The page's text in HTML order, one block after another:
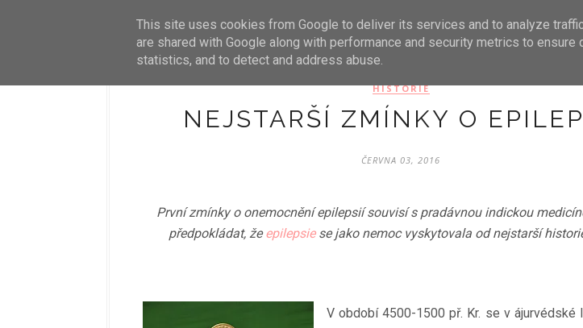
HOME O MNĚ
HISTORIE
NEJSTARŠÍ ZMÍNKY O
ČERVNA 03, 2016
První zmínky o onemocnění epilepsií souvisí s pradávnou indickou
předpokládat, žeepilepsiese jako nemoc vyskytovala od nejstarší
V období 4500-1500 př. Kr. se v ájurvédské
This site uses cookies from Google to deliver its services and to analyze
are shared with Google along with performance and security metrics to ensure
statistics, and to detect and address abuse.